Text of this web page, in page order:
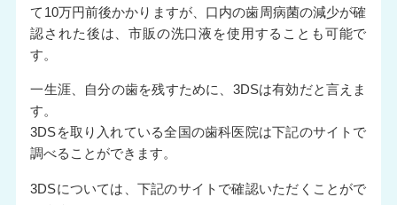
て10万円前後かかりますが、口内の歯周病菌の減少が確
認された後は、市販の洗口液を使用することも可能で
す。
一生涯、自分の歯を残すために、3DSは有効だと言えま
す。
3DSを取り入れている全国の歯科医院は下記のサイトで
調べることができます。
3DSについては、下記のサイトで確認いただくことがで